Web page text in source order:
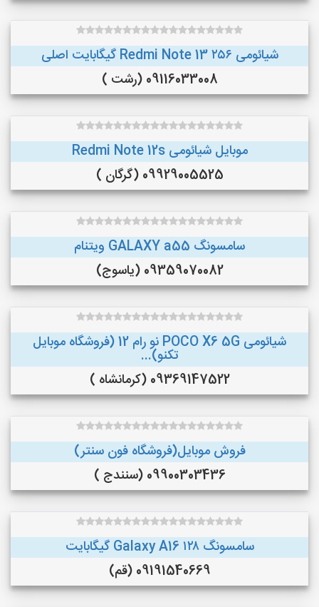
شیائومی Redmi Note 13 ۲۵۶ گیگابایت اصلی
09116033008 (رشت )
موبایل شیائومی Redmi Note 12s
09929005525 (گرگان )
سامسونگ GALAXY a55 ویتنام
09359070082 (یاسوج)
شیائومی POCO X6 5G نو رام 12 (فروشگاه موبایل
تکنو)...
09369147522 (کرمانشاه )
فروش موبایل(فروشگاه فون سنتر)
09900303436 (سنندج )
سامسونگ Galaxy A16 ۱۲۸ گیگابایت
09191540669 (قم)